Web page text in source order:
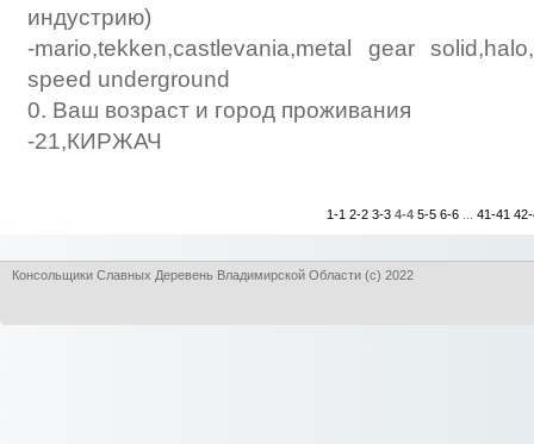
индустрию)
-mario,tekken,castlevania,metal gear
speed underground
0. Ваш возраст и город проживания
-21,КИРЖАЧ
1-1 2-2 3-3 4-4 5-5 6-6 41-41
Консольщики Славных Деревень Владимирской Области (с) 2022